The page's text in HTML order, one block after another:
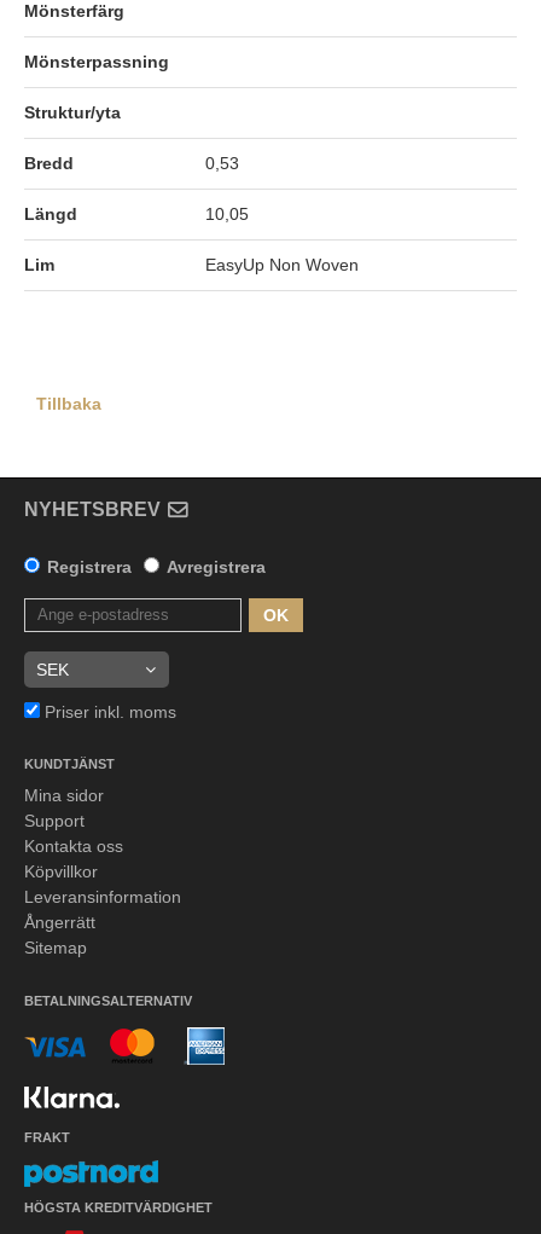
Mönsterfärg
Mönsterpassning
Struktur/yta
Bredd 0,53
Längd 10,05
Lim EasyUp Non Woven
Tillbaka
NYHETSBREV
Registrera Avregistrera
OK
Priser inkl. moms
KUNDTJÄNST
Mina sidor
Support
Kontakta oss
Köpvillkor
Leveransinformation
Ångerrätt
Sitemap
BETALNINGSALTERNATIV
FRAKT
HÖGSTA KREDITVÄRDIGHET